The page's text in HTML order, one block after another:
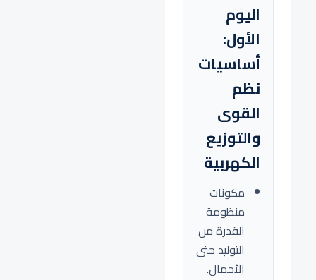
اليوم
الأول:
أساسيات
نظم
القوى
والتوزيع
الكهربية
مكونات
منظومة
القدرة من
التوليد حتى
الأحمال.